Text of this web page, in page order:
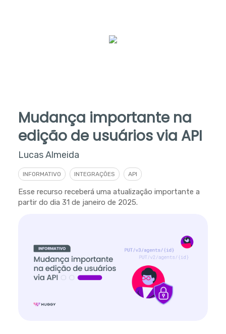
Mudança importante na
edição de usuários via API
Lucas Almeida
INFORMATIVO INTEGRAÇÕES API
Esse recurso receberá uma atualização importante a
partir do dia 31 de janeiro de 2025.